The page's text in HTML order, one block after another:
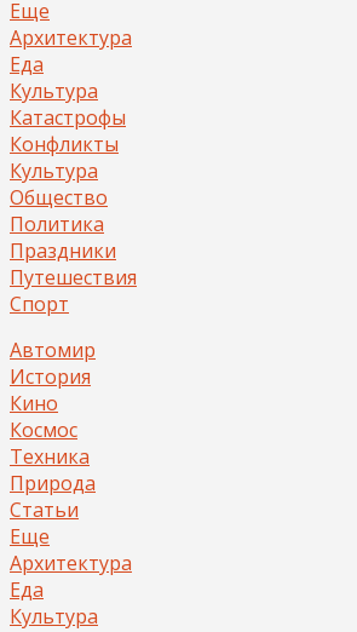
Еще
Архитектура
Еда
Культура
Катастрофы
Конфликты
Культура
Общество
Политика
Праздники
Путешествия
Спорт
Автомир
История
Кино
Космос
Техника
Природа
Статьи
Еще
Архитектура
Еда
Культура